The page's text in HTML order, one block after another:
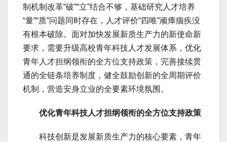
制机制改革“破”“立”结合不够，基础研究人才培养
“量”“质”问题同时存在，人才评价“四唯”顽瘴痼疾没
有根本破除。面对加快发展新质生产力的新使命新
要求，需要升级高校青年科技人才发展体系，优化
青年人才担纲领衔的全方位支持政策，完善接续贯
通的全链条培养制度，健全鼓励创新的全周期评价
机制，营造安身立业的全要素环境氛围。
优化青年科技人才担纲领衔的全方位支持政策
科技创新是发展新质生产力的核心要素，青年